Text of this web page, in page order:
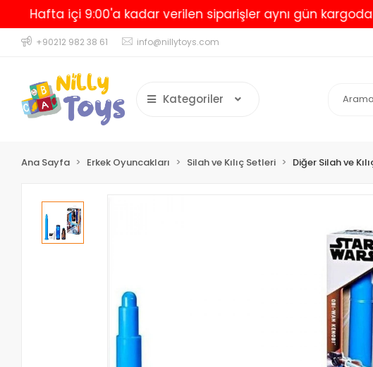
içi 9:00'a kadar verilen siparişler aynı gün kargoda!
+90212 982 38 61 info@nillytoys.com
Kategoriler
Ana Sayfa Erkek Oyuncakları Silah ve Kılıç Setleri Diğer Silah ve